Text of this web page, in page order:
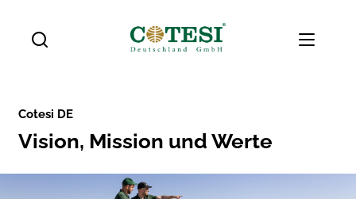
Cotesi DE
Vision, Mission und Werte